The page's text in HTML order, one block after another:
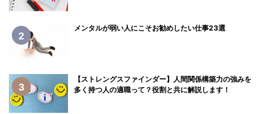
2
メンタルが弱い人にこそお勧めしたい仕事23選
3
【ストレングスファインダー】人間関係構築力の強みを
多く持つ人の適職って？役割と共に解説します！